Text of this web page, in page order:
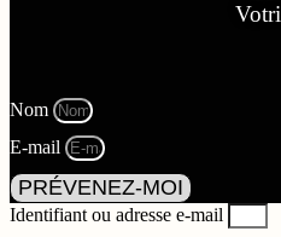
Nom
E-mail
PRÉVENEZ-MOI
Identifiant ou adresse e-mail